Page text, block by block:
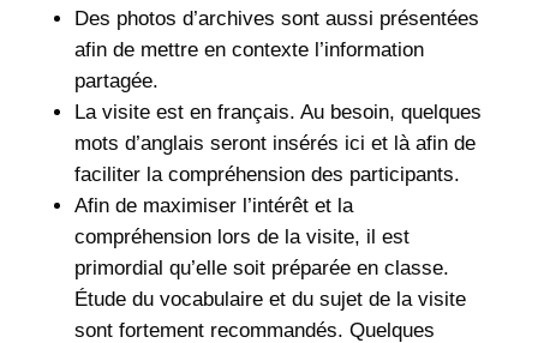
Des photos d’archives sont aussi présentées
afin de mettre en contexte l’information
partagée.
La visite est en français. Au besoin, quelques
mots d’anglais seront insérés ici et là afin de
faciliter la compréhension des participants.
Afin de maximiser l’intérêt et la
compréhension lors de la visite, il est
primordial qu’elle soit préparée en classe.
Étude du vocabulaire et du sujet de la visite
sont fortement recommandés. Quelques